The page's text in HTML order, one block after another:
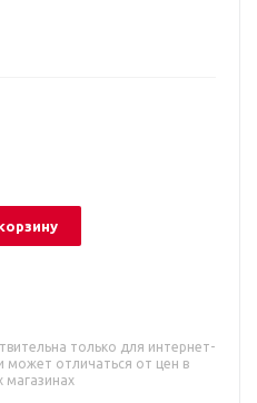
только для интернет-
может отличаться от цен в
магазинах